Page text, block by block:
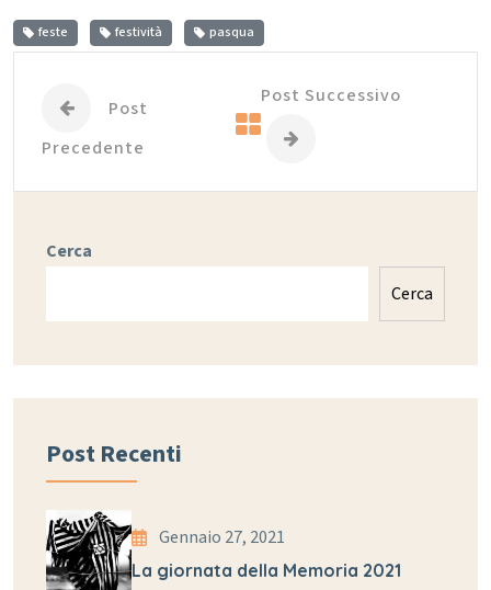
feste festività pasqua
Post
Precedente
Post Successivo
Cerca
Cerca
Post Recenti
Gennaio 27, 2021
La giornata della Memoria 2021